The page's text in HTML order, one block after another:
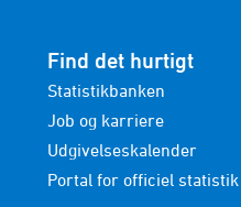
Find det hurtigt
Statistikbanken
Job og karriere
Udgivelseskalender
Portal for officiel statistik